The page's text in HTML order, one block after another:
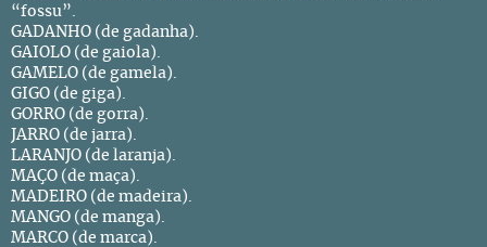
“fossu”.
GADANHO (de gadanha).
GAIOLO (de gaiola).
GAMELO (de gamela).
GIGO (de giga).
GORRO (de gorra).
JARRO (de jarra).
LARANJO (de laranja).
MAÇO (de maça).
MADEIRO (de madeira).
MANGO (de manga).
MARCO (de marca).